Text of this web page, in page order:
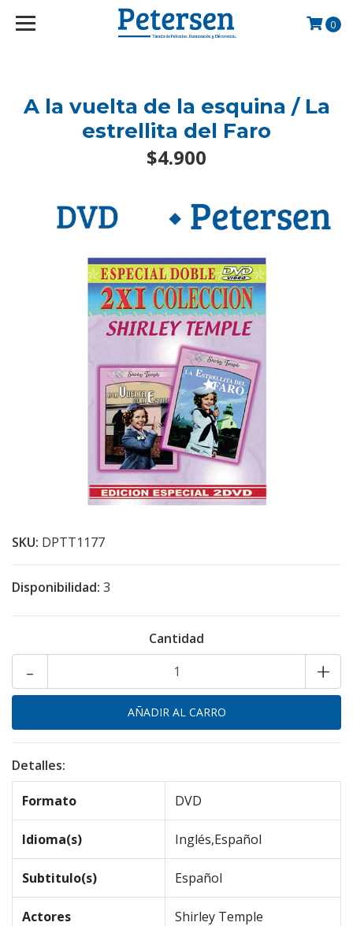
googlef2d1455d5020445a.html
0
A la vuelta de la esquina / La
estrellita del Faro
$4.900
SKU: DPTT1177
Disponibilidad: 3
Cantidad
+
-
Detalles:
Formato DVD
Idioma(s) Inglés,Español
Subtitulo(s) Español
Actores Shirley Temple